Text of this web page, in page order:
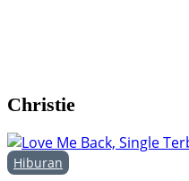
Christie
Hiburan